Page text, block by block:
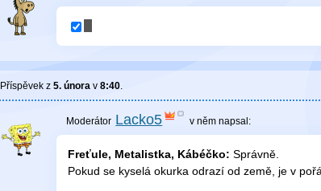
Příspěvek z 5. února v 8:40.
Lacko5 v něm napsal:
Freťule, Metalistka, Kábéčko: Správně.
Pokud se kyselá okurka odrazí od země, je v